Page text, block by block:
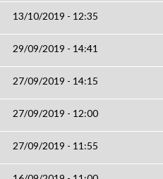
13/10/2019 - 12:35
29/09/2019 - 14:41
27/09/2019 - 14:15
27/09/2019 - 12:00
27/09/2019 - 11:55